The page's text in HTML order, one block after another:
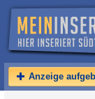
Anzeige